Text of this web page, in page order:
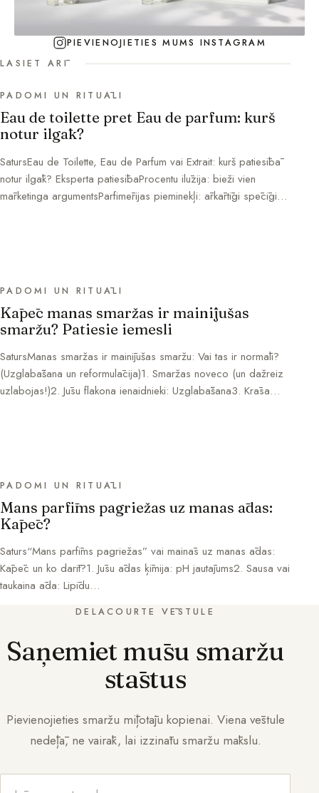
PIEVIENOJIETIES MUMS INSTAGRAM
LASIET ARĪ
PADOMI UN RITUĀLI
Eau de toilette pret Eau de parfum: kurš
notur ilgāk?
SatursEau de Toilette, Eau de Parfum vai Extrait: kurš patiesībā
notur ilgāk? Eksperta patiesībaProcentu ilūzija: bieži vien
mārketinga argumentsParfimērijas pieminekļi: ārkārtīgi spēcīgi…
PADOMI UN RITUĀLI
Kāpēc manas smaržas ir mainījušas
smaržu? Patiesie iemesli
SatursManas smaržas ir mainījušas smaržu: Vai tas ir normāli?
(Uzglabāšana un reformulācija)1. Smaržas noveco (un dažreiz
uzlabojas!)2. Jūsu flakona ienaidnieki: Uzglabāšana3. Krāsa…
PADOMI UN RITUĀLI
Mans parfīms pagriežas uz manas ādas:
Kāpēc?
Saturs“Mans parfīms pagriežas” vai mainās uz manas ādas:
Kāpēc un ko darīt?1. Jūsu ādas ķīmija: pH jautājums2. Sausa vai
taukaina āda: Lipīdu…
DELACOURTE VĒSTULE
Saņemiet mūsu smaržu
stāstus
Pievienojieties smaržu mīļotāju kopienai. Viena vēstule
nedēļā, ne vairāk, lai izzinātu smaržu mākslu.